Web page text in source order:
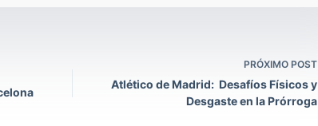
PRÓXIMO POST
Atlético de Madrid: Desafíos Físicos y
Desgaste en la Prórroga